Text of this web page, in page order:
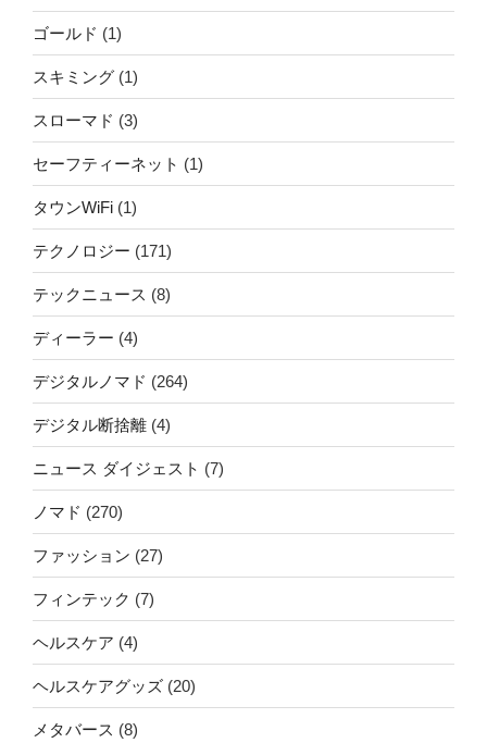
ゴールド (1)
スキミング (1)
スローマド (3)
セーフティーネット (1)
タウンWiFi (1)
テクノロジー (171)
テックニュース (8)
ディーラー (4)
デジタルノマド (264)
デジタル断捨離 (4)
ニュース ダイジェスト (7)
ノマド (270)
ファッション (27)
フィンテック (7)
ヘルスケア (4)
ヘルスケアグッズ (20)
メタバース (8)